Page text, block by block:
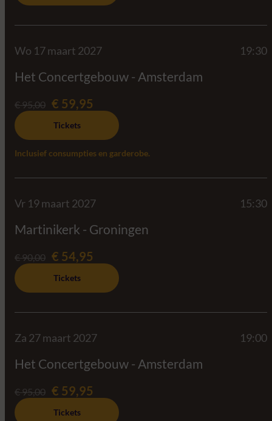
Wo 17 maart 2027 19:30
Het Concertgebouw - Amsterdam
€ 95,00 € 59,95
Tickets
Inclusief consumpties en garderobe.
Vr 19 maart 2027 15:30
Martinikerk - Groningen
€ 90,00 € 54,95
Tickets
Za 27 maart 2027 19:00
Het Concertgebouw - Amsterdam
€ 95,00 € 59,95
Tickets